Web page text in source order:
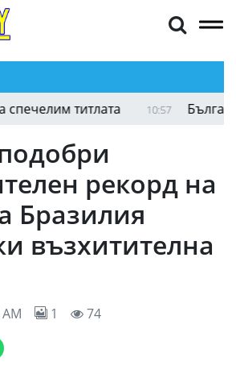
как да съм в Милан и да кажа, че
рекорд на
Бразилия
възхитителна
1 74